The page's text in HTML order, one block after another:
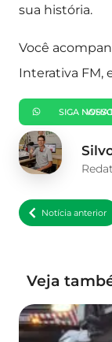
sua história.
Você
Interativa FM,
SIGA NOSSO
Notícia anterior
Veja